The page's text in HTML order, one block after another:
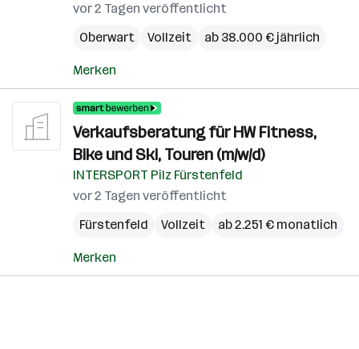
vor 2 Tagen veröffentlicht
Oberwart
Vollzeit ab 38.000 € jährlich
Merken
Verkaufsberatung für HW Fitness,
Bike und Ski, Touren (m/w/d)
INTERSPORT Pilz Fürstenfeld
vor 2 Tagen veröffentlicht
Fürstenfeld
Vollzeit ab 2.251 € monatlich
Merken